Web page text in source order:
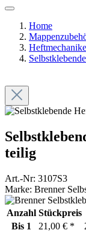
Home
teilig
Art.-Nr: 3107S3
Marke: Brenner
Anzahl Stückpreis
Bis 1 21,00 € *